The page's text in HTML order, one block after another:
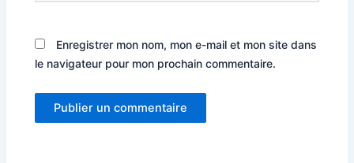
Enregistrer mon nom, mon e-mail et mon site dans
le navigateur pour mon prochain commentaire.